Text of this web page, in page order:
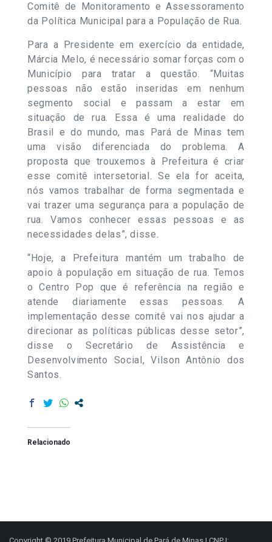
Comitê de Monitoramento e Assessoramento
da Política Municipal para a População de Rua.
Para a Presidente em exercício da entidade,
Márcia Melo, é necessário somar forças com o
Município para tratar a questão. “Muitas
pessoas não estão inseridas em nenhum
segmento social e passam a estar em
situação de rua. Essa é uma realidade do
Brasil e do mundo, mas Pará de Minas tem
uma visão diferenciada do problema. A
proposta que trouxemos à Prefeitura é criar
esse comitê intersetorial. Se ela for aceita,
nós vamos trabalhar de forma segmentada e
vai trazer uma segurança para a população de
rua. Vamos conhecer essas pessoas e as
necessidades delas”, disse.
“Hoje, a Prefeitura mantém um trabalho de
apoio à população em situação de rua. Temos
o Centro Pop que é referência na região e
atende diariamente essas pessoas. A
implementação desse comitê vai nos ajudar a
direcionar as políticas públicas desse setor”,
disse o Secretário de Assistência e
Desenvolvimento Social, Vilson Antônio dos
Santos.
Relacionado